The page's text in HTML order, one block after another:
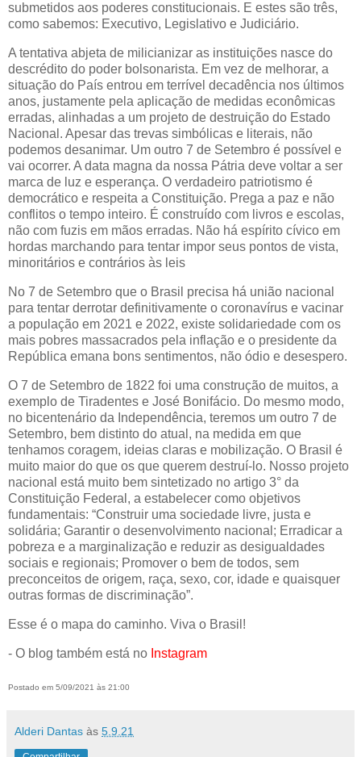
submetidos aos poderes constitucionais. E estes são três,
como sabemos: Executivo, Legislativo e Judiciário.
A tentativa abjeta de milicianizar as instituições nasce do
descrédito do poder bolsonarista. Em vez de melhorar, a
situação do País entrou em terrível decadência nos últimos
anos, justamente pela aplicação de medidas econômicas
erradas, alinhadas a um projeto de destruição do Estado
Nacional. Apesar das trevas simbólicas e literais, não
podemos desanimar. Um outro 7 de Setembro é possível e
vai ocorrer. A data magna da nossa Pátria deve voltar a ser
marca de luz e esperança. O verdadeiro patriotismo é
democrático e respeita a Constituição. Prega a paz e não
conflitos o tempo inteiro. É construído com livros e escolas,
não com fuzis em mãos erradas. Não há espírito cívico em
hordas marchando para tentar impor seus pontos de vista,
minoritários e contrários às leis
No 7 de Setembro que o Brasil precisa há união nacional
para tentar derrotar definitivamente o coronavírus e vacinar
a população em 2021 e 2022, existe solidariedade com os
mais pobres massacrados pela inflação e o presidente da
República emana bons sentimentos, não ódio e desespero.
O 7 de Setembro de 1822 foi uma construção de muitos, a
exemplo de Tiradentes e José Bonifácio. Do mesmo modo,
no bicentenário da Independência, teremos um outro 7 de
Setembro, bem distinto do atual, na medida em que
tenhamos coragem, ideias claras e mobilização. O Brasil é
muito maior do que os que querem destruí-lo. Nosso projeto
nacional está muito bem sintetizado no artigo 3° da
Constituição Federal, a estabelecer como objetivos
fundamentais: “Construir uma sociedade livre, justa e
solidária; Garantir o desenvolvimento nacional; Erradicar a
pobreza e a marginalização e reduzir as desigualdades
sociais e regionais; Promover o bem de todos, sem
preconceitos de origem, raça, sexo, cor, idade e quaisquer
outras formas de discriminação”.
Esse é o mapa do caminho. Viva o Brasil!
- O blog também está no Instagram
Postado em 5/09/2021 às 21:00
Alderi Dantas às 5.9.21